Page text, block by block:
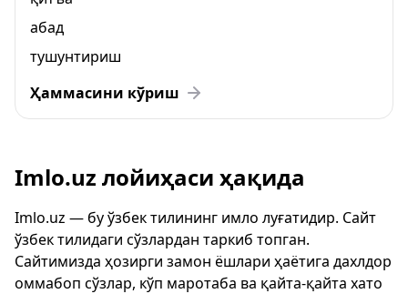
абад
тушунтириш
Ҳаммасини кўриш
Imlo.uz лойиҳаси ҳақида
Imlo.uz — бу ўзбек тилининг имло луғатидир. Сайт
ўзбек тилидаги сўзлардан таркиб топган.
Сайтимизда ҳозирги замон ёшлари ҳаётига дахлдор
оммабоп сўзлар, кўп маротаба ва қайта-қайта хато